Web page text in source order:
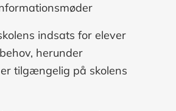
indsats for elever
herunder
tilgængelig på skolens